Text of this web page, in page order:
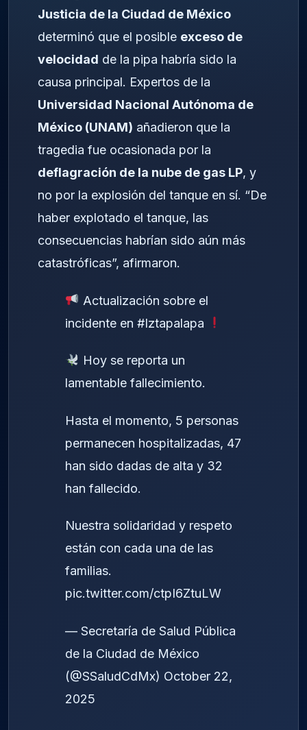
Justicia de la Ciudad de México
determinó que el posible exceso de
velocidad de la pipa habría sido la
causa principal. Expertos de la
Universidad Nacional Autónoma de
México (UNAM) añadieron que la
tragedia fue ocasionada por la
deflagración de la nube de gas LP, y
no por la explosión del tanque en sí. “De
haber explotado el tanque, las
consecuencias habrían sido aún más
catastróficas”, afirmaron.
Actualización sobre el
incidente en #Iztapalapa
Hoy se reporta un
lamentable fallecimiento.
Hasta el momento, 5 personas
permanecen hospitalizadas, 47
han sido dadas de alta y 32
han fallecido.
Nuestra solidaridad y respeto
están con cada una de las
familias.
pic.twitter.com/ctpI6ZtuLW
— Secretaría de Salud Pública
de la Ciudad de México
(@SSaludCdMx) October 22,
2025